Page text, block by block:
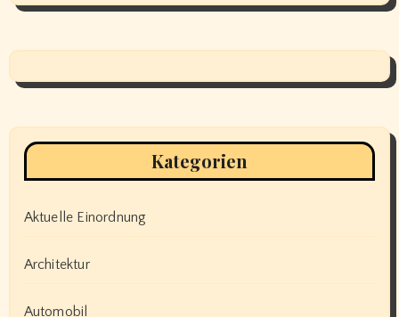
Kategorien
Aktuelle Einordnung
Architektur
Automobil